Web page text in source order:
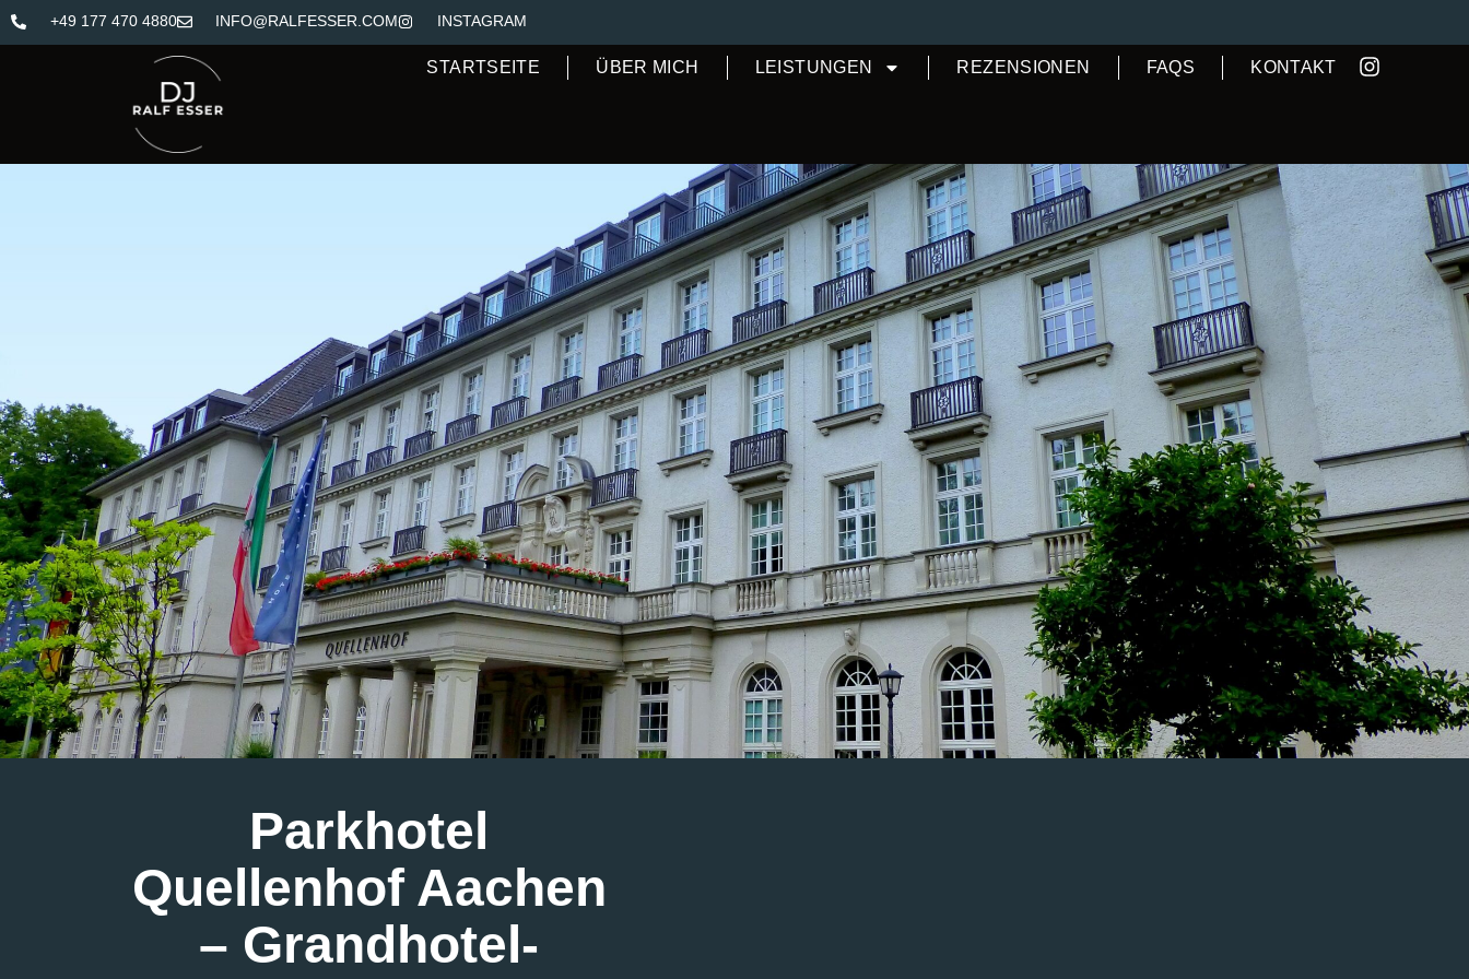
+49 177 470 4880 INFO@RALFESSER.COM INSTAGRAM
STARTSEITE ÜBER MICH LEISTUNGEN REZENSIONEN FAQS KONTAKT
Parkhotel
Quellenhof Aachen
– Grandhotel-